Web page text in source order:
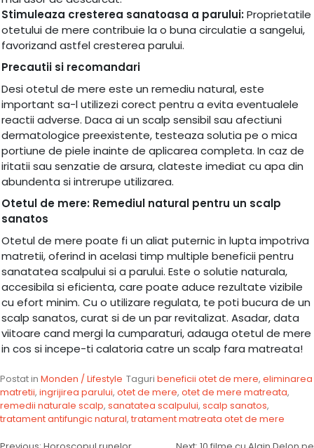
Stimuleaza cresterea sanatoasa a parului:Proprietatile
otetului de mere contribuie la o buna circulatie a sangelui,
favorizand astfel cresterea parului.
Precautii si recomandari
Desi otetul de mere este un remediu natural, este
important sa-l utilizezi corect pentru a evita eventualele
reactii adverse. Daca ai un scalp sensibil sau afectiuni
dermatologice preexistente, testeaza solutia pe o mica
portiune de piele inainte de aplicarea completa. In caz de
iritatii sau senzatie de arsura, clateste imediat cu apa din
abundenta si intrerupe utilizarea.
Otetul de mere: Remediul natural pentru un scalp
sanatos
Otetul de mere poate fi un aliat puternic in lupta impotriva
matretii, oferind in acelasi timp multiple beneficii pentru
sanatatea scalpului si a parului. Este o solutie naturala,
accesibila si eficienta, care poate aduce rezultate vizibile
cu efort minim. Cu o utilizare regulata, te poti bucura de un
scalp sanatos, curat si de un par revitalizat. Asadar, data
viitoare cand mergi la cumparaturi, adauga otetul de mere
in cos si incepe-ti calatoria catre un scalp fara matreata!
Postat in Monden / Lifestyle Taguri beneficii otet de mere, eliminarea
matretii, ingrijirea parului, otet de mere, otet de mere matreata,
remedii naturale scalp, sanatatea scalpului, scalp sanatos,
tratament antifungic natural, tratament matreata otet de mere